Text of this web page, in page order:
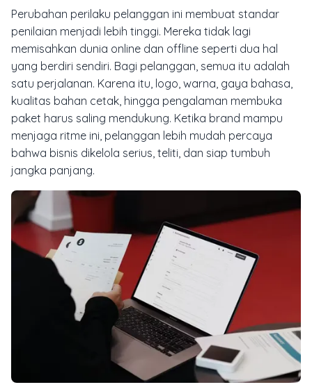
Perubahan perilaku pelanggan ini membuat standar
penilaian menjadi lebih tinggi. Mereka tidak lagi
memisahkan dunia online dan offline seperti dua hal
yang berdiri sendiri. Bagi pelanggan, semua itu adalah
satu perjalanan. Karena itu, logo, warna, gaya bahasa,
kualitas bahan cetak, hingga pengalaman membuka
paket harus saling mendukung. Ketika brand mampu
menjaga ritme ini, pelanggan lebih mudah percaya
bahwa bisnis dikelola serius, teliti, dan siap tumbuh
jangka panjang.